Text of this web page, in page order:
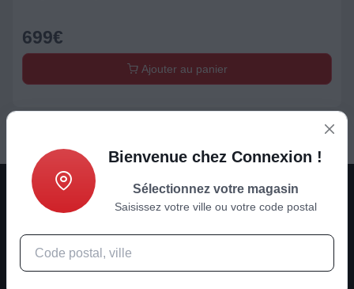
699€
Ajouter au panier
Bienvenue chez Connexion !
Sélectionnez votre magasin
Saisissez votre ville ou votre code postal